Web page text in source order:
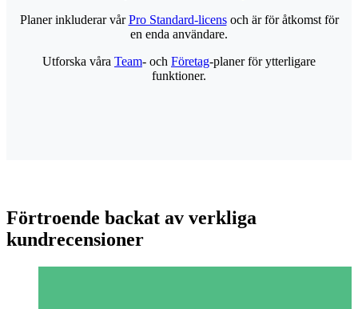
Planer inkluderar vårPro Standard-licensoch är för åtkomst för
en enda användare.
Utforska våra Team- och Företag-planer för ytterligare
funktioner.
Förtroende backat av verkliga
kundrecensioner